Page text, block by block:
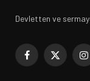
Devletten ve
Facebook
X